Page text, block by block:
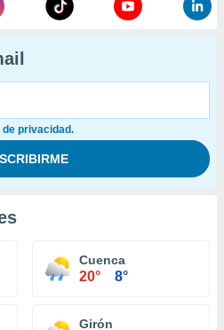
de privacidad.
Cuenca
20° 8°
Girón